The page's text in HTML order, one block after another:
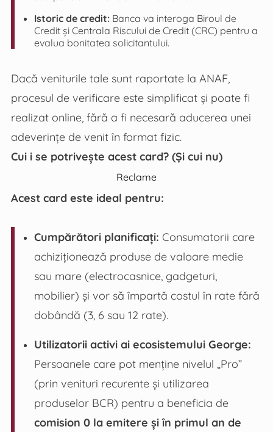
Istoric de credit:Banca va interoga Biroul de
Credit și Centrala Riscului de Credit (CRC) pentru a
evalua bonitatea solicitantului.
Dacă veniturile tale sunt raportate la ANAF,
procesul de verificare este simplificat și poate fi
realizat online, fără a fi necesară aducerea unei
adeverințe de venit în format fizic.
Cui i se potrivește acest card? (Și cui nu)
Reclame
Acest card este ideal pentru:
Cumpărători planificați: Consumatorii care
achiziționează produse de valoare medie
sau mare (electrocasnice, gadgeturi,
mobilier) și vor să împartă costul în rate fără
dobândă (3, 6 sau 12 rate).
Utilizatorii activi ai ecosistemului George:
Persoanele care pot menține nivelul „Pro”
(prin venituri recurente și utilizarea
produselor BCR) pentru a beneficia de
comision 0 la emitere și în primul an de